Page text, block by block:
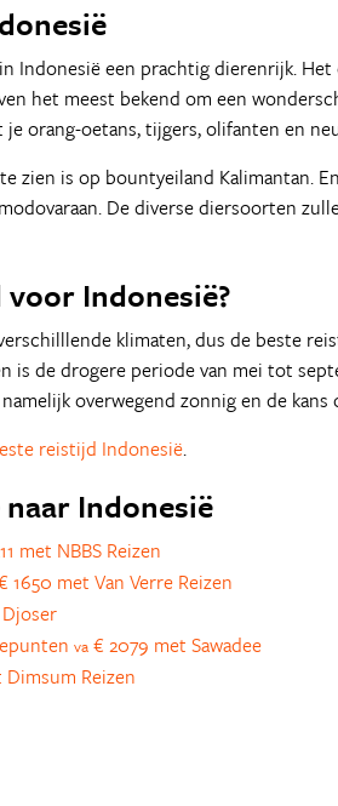
Indonesië een prachtig dierenrijk.
het meest bekend om een
je orang-oetans, tijgers, olifanten en
zien is op bountyeiland Kalimantan.
De diverse diersoorten
Indonesië?
klimaten, dus de beste
is de drogere periode van mei tot
overwegend zonnig en de kans
reistijd Indonesië.
Indonesië
met NBBS Reizen
1650 met Van Verre Reizen
va € 2079 met Sawadee
Reizen